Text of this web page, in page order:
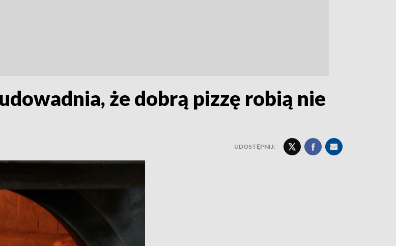
że dobrą pizzę robią nie
UDOSTĘPNIJ: